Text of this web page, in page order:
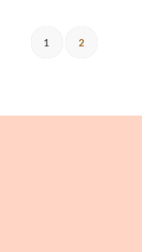
1 2